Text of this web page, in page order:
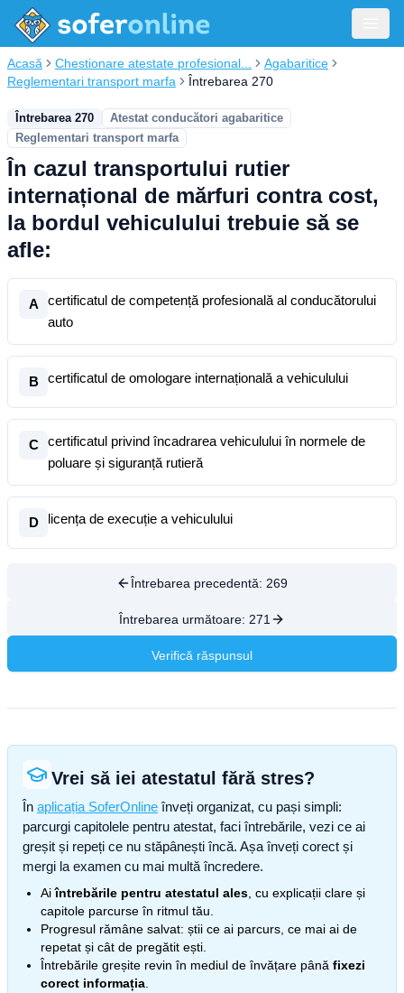
Acasă Chestionare atestate profesional...
Agabaritice
Reglementari transport marfa
Întrebarea 270
Întrebarea 270
Atestat conducători agabaritice
Reglementari transport marfa
În cazul transportului rutier
internațional de mărfuri contra cost,
la bordul vehiculului trebuie să se
afle:
A
certificatul de competență profesională al conducătorului
auto
B certificatul de omologare internațională a vehiculului
C
certificatul privind încadrarea vehiculului în normele de
poluare și siguranță rutieră
D licența de execuție a vehiculului
Întrebarea precedentă: 269
Întrebarea următoare: 271
Verifică răspunsul
Vrei să iei atestatul fără stres?
În aplicația SoferOnline înveți organizat, cu pași simpli:
parcurgi capitolele pentru atestat, faci întrebările, vezi ce ai
greșit și repeți ce nu stăpânești încă. Așa înveți corect și
mergi la examen cu mai multă încredere.
Aiîntrebările pentru atestatul ales , cu explicații clare și
capitole parcurse în ritmul tău.
Progresul rămâne salvat: știi ce ai parcurs, ce mai ai de
repetat și cât de pregătit ești.
Întrebările greșite revin în mediul de învățare până fixezi
corect informația